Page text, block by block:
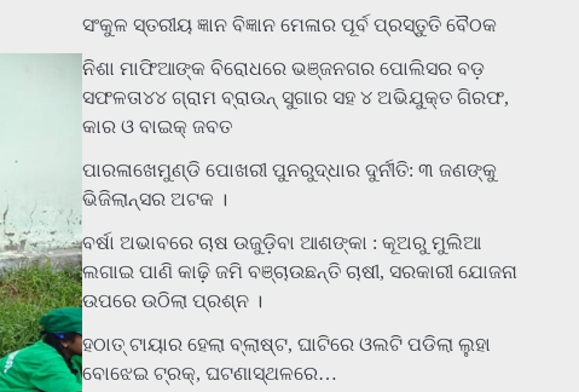
ସଂକୁଳ ସ୍ତରୀୟ ଜ୍ଞାନ ବିଜ୍ଞାନ ମେଳାର ପୂର୍ବ ପ୍ରସ୍ତୁତି ବୈଠକ
ନିଶା ମାଫିଆଙ୍କ ବିରୋଧରେ ଭଞ୍ଜନଗର ପୋଲିସର ବଡ଼
ସଫଳତା୪୪ ଗ୍ରାମ ବ୍ରାଉନ୍ ସୁଗାର ସହ ୪ ଅଭିଯୁକ୍ତ ଗିରଫ,
କାର ଓ ବାଇକ୍ ଜବତ
ପାରଳାଖେମୁଣ୍ଡି ପୋଖରୀ ପୁନରୁଦ୍ଧାର ଦୁର୍ନୀତି: ୩ ଜଣଙ୍କୁ
ଭିଜିଲାନ୍ସର ଅଟକ ।
ବର୍ଷା ଅଭାବରେ ଚାଷ ଉଜୁଡ଼ିବା ଆଶଙ୍କା : କୂଅରୁ ମୁଲିଆ
ଲଗାଇ ପାଣି କାଢ଼ି ଜମି ବଞ୍ଚାଉଛନ୍ତି ଚାଷୀ, ସରକାରୀ ଯୋଜନା
ଉପରେ ଉଠିଲା ପ୍ରଶ୍ନ ।
ହଠାତ୍‌ ଟାୟାର ହେଲା ବ୍ଲାଷ୍ଟ, ଘାଟିରେ ଓଲଟି ପଡିଲା ଲୁହା
ବୋଝେଇ ଟ୍ରକ୍‌, ଘଟଣାସ୍ଥଳରେ…